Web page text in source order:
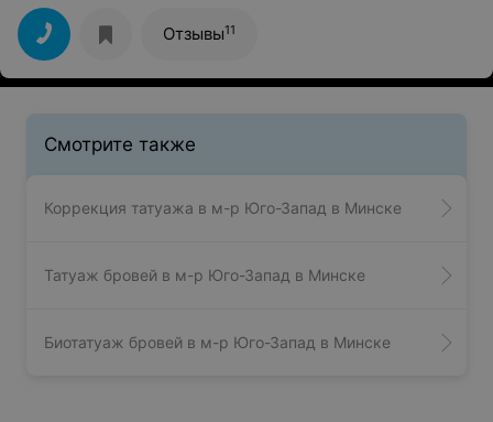
качественно и аккуратно делает педикюр. К каждому
клиенту подходит индивидуально. Я всегда довольна и
ухожу с красивыми ноготочками и ухоженными
ножками! Советую!
Отзывы11
Смотрите также
Коррекция татуажа в м-р Юго-Запад в Минске
Татуаж бровей в м-р Юго-Запад в Минске
Биотатуаж бровей в м-р Юго-Запад в Минске